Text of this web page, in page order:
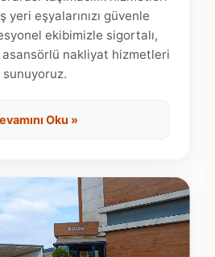
yeri eşyalarınızı güvenle
ekibimizle sigortalı,
asansörlü nakliyat hizmetleri
sunuyoruz.
Oku »